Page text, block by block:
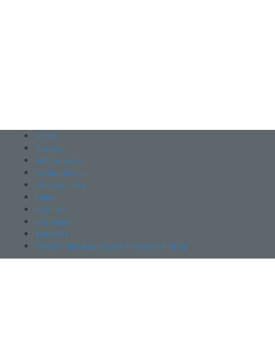
HOME
Novinky
Veřejné kurzy
On-line školení
Tréninky u Vás
Knihy
NÁŠ TÝM
Naši klienti
KONTAKT
ZÁSADY PRO NAKLÁDÁNÍ S OSOBNÍMI ÚDAJI